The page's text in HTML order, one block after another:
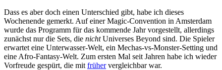
Dass es aber doch einen Unterschied gibt, habe ich dieses
Wochenende gemerkt. Auf einer Magic-Convention in Amsterdam
wurde das Programm für das kommende Jahr vorgestellt, allerdings
zunächst nur die Sets, die nichtUniverses Beyond sind. Die Spieler
erwartet eine Unterwasser-Welt, ein Mechas-vs-Monster-Setting und
eine Afro-Fantasy-Welt. Zum ersten Mal seit Jahren habe ich wieder
Vorfreude gespürt, die mit frühervergleichbar war.